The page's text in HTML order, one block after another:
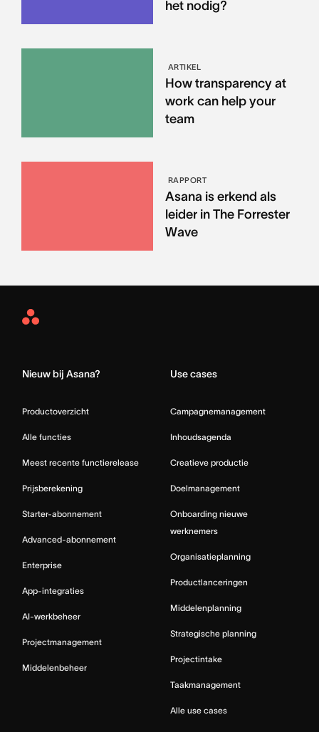
het nodig?
ARTIKEL
How transparency at
work can help your
team
RAPPORT
Asana is erkend als
leider in The Forrester
Wave
Asana
Nieuw bij Asana?
Productoverzicht
Alle functies
Meest recente functierelease
Prijsberekening
Starter-abonnement
Advanced-abonnement
Enterprise
App-integraties
AI-werkbeheer
Projectmanagement
Middelenbeheer
Use cases
Campagnemanagement
Inhoudsagenda
Creatieve productie
Doelmanagement
Onboarding nieuwe
werknemers
Organisatieplanning
Productlanceringen
Middelenplanning
Strategische planning
Projectintake
Taakmanagement
Alle use cases